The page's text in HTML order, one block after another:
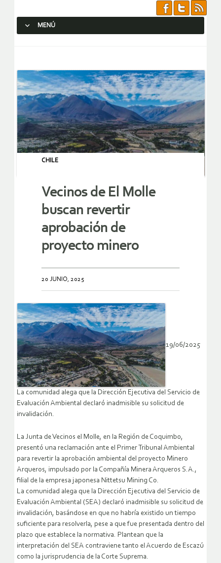
MENÚ
CHILE
Vecinos de El Molle
buscan revertir
aprobación de
proyecto minero
20 JUNIO, 2025
19/06/2025
La comunidad alega que la Dirección Ejecutiva del Servicio de
Evaluación Ambiental declaró inadmisible su solicitud de
invalidación.
La Junta de Vecinos el Molle, en la Región de Coquimbo,
presentó una reclamación ante el Primer Tribunal Ambiental
para revertir la aprobación ambiental del proyecto Minero
Arqueros, impulsado por la Compañía Minera Arqueros S.A.,
filial de la empresa japonesa Nittetsu Mining Co.
La comunidad alega que la Dirección Ejecutiva del Servicio de
Evaluación Ambiental (SEA) declaró inadmisible su solicitud de
invalidación, basándose en que no habría existido un tiempo
suficiente para resolverla, pese a que fue presentada dentro del
plazo que establece la normativa. Plantean que la
interpretación del SEA contraviene tanto el Acuerdo de Escazú
como la jurisprudencia de la Corte Suprema.